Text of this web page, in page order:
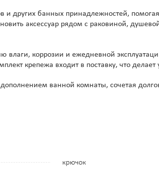
других банных принадлежностей,
аксессуар рядом с раковиной,
влаги, коррозии и ежедневной
крепежа входит в поставку, что делает
ванной комнаты, сочетая
крючок